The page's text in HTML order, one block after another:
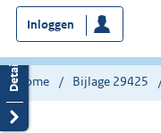
bent
nu
hier:
Inloggen
Home Bijlage 29425